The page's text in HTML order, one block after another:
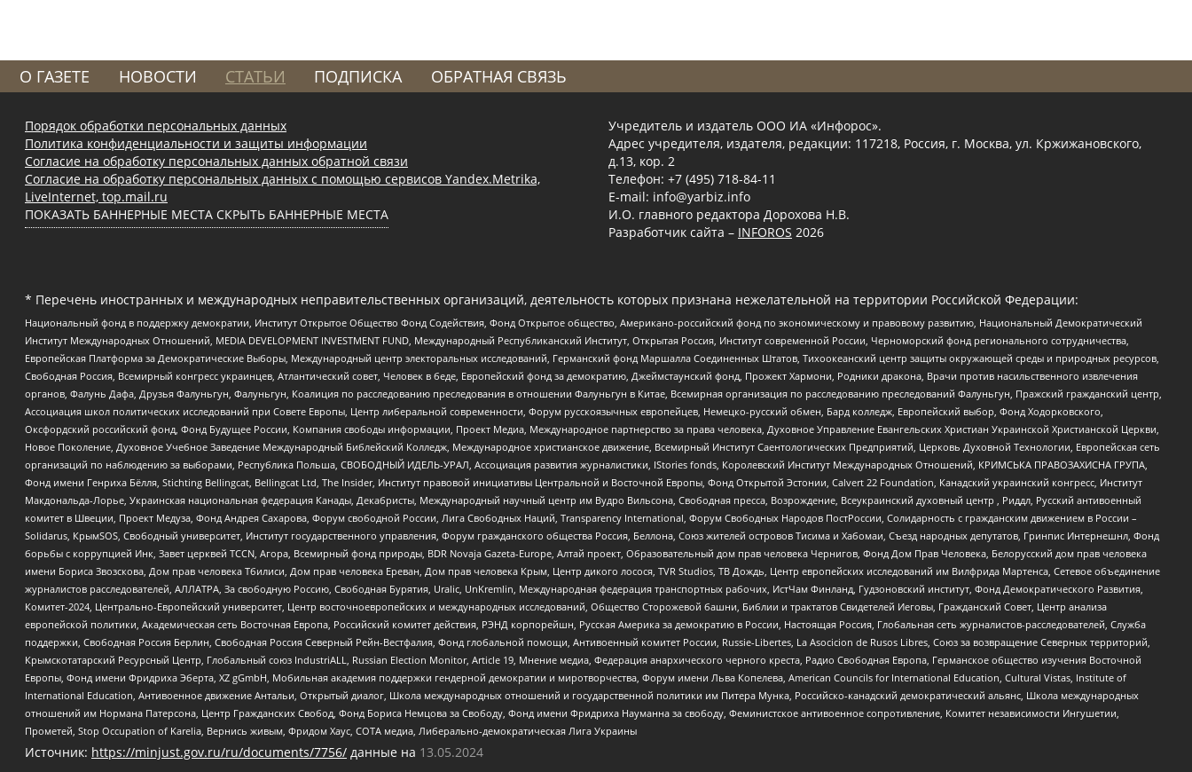
О ГАЗЕТЕ НОВОСТИ СТАТЬИ ПОДПИСКА ОБРАТНАЯ СВЯЗЬ
Порядок обработки персональных данных
Политика конфиденциальности и защиты информации
Согласие на обработку персональных данных обратной связи
Согласие на обработку персональных данных с помощью сервисов Yandex.Metrika,
LiveInternet, top.mail.ru
ПОКАЗАТЬ БАННЕРНЫЕ МЕСТА СКРЫТЬ БАННЕРНЫЕ МЕСТА
Учредитель и издатель ООО ИА «Инфорос».
Адрес учредителя, издателя, редакции: 117218, Россия, г. Москва, ул. Кржижановского,
д.13, кор. 2
Телефон: +7 (495) 718-84-11
E-mail: info@yarbiz.info
И.О. главного редактора Дорохова Н.В.
Разработчик сайта – INFOROS 2026
* Перечень иностранных и международных неправительственных организаций, деятельность которых признана нежелательной на территории Российской Федерации:
Национальный фонд в поддержку демократии, Институт Открытое Общество Фонд Содействия, Фонд Открытое общество, Американо-российский фонд по экономическому и правовому развитию, Национальный Демократический
Институт Международных Отношений, MEDIA DEVELOPMENT INVESTMENT FUND, Международный Республиканский Институт, Открытая Россия, Институт современной России, Черноморский фонд регионального сотрудничества,
Европейская Платформа за Демократические Выборы, Международный центр электоральных исследований, Германский фонд Маршалла Соединенных Штатов, Тихоокеанский центр защиты окружающей среды и природных ресурсов,
Свободная Россия, Всемирный конгресс украинцев, Атлантический совет, Человек в беде, Европейский фонд за демократию, Джеймстаунский фонд, Прожект Хармони, Родники дракона, Врачи против насильственного извлечения
органов, Фалунь Дафа, Друзья Фалуньгун, Фалуньгун, Коалиция по расследованию преследования в отношении Фалуньгун в Китае, Всемирная организация по расследованию преследований Фалуньгун, Пражский гражданский центр,
Ассоциация школ политических исследований при Совете Европы, Центр либеральной современности, Форум русскоязычных европейцев, Немецко-русский обмен, Бард колледж, Европейский выбор, Фонд Ходорковского,
Оксфордский российский фонд, Фонд Будущее России, Компания свободы информации, Проект Медиа, Международное партнерство за права человека, Духовное Управление Евангельских Христиан Украинской Христианской Церкви,
Новое Поколение, Духовное Учебное Заведение Международный Библейский Колледж, Международное христианское движение, Всемирный Институт Саентологических Предприятий, Церковь Духовной Технологии, Европейская сеть
организаций по наблюдению за выборами, Республика Польша, СВОБОДНЫЙ ИДЕЛЬ-УРАЛ, Ассоциация развития журналистики, IStories fonds, Королевский Институт Международных Отношений, КРИМСЬКА ПРАВОЗАХИСНА ГРУПА,
Фонд имени Генриха Бёлля, Stichting Bellingcat, Bellingcat Ltd, The Insider, Институт правовой инициативы Центральной и Восточной Европы, Фонд Открытой Эстонии, Calvert 22 Foundation, Канадский украинский конгресс, Институт
Макдональда-Лорье, Украинская национальная федерация Канады, Декабристы, Международный научный центр им Вудро Вильсона, Свободная пресса, Возрождение, Всеукраинский духовный центр , Риддл, Русский антивоенный
комитет в Швеции, Проект Медуза, Фонд Андрея Сахарова, Форум свободной России, Лига Свободных Наций, Transparеncy International, Форум Свободных Народов ПостРоссии, Солидарность с гражданским движением в России –
Solidarus, КрымSOS, Свободный университет, Институт государственного управления, Форум гражданского общества Россия, Беллона, Союз жителей островов Тисима и Хабомаи, Съезд народных депутатов, Гринпис Интернешнл, Фонд
борьбы с коррупцией Инк, Завет церквей TCCN, Агора, Всемирный фонд природы, BDR Novaja Gazeta-Europe, Алтай проект, Образовательный дом прав человека Чернигов, Фонд Дом Прав Человека, Белорусский дом прав человека
имени Бориса Звозскова, Дом прав человека Тбилиси, Дом прав человека Ереван, Дом прав человека Крым, Центр дикого лосося, TVR Studios, ТВ Дождь, Центр европейских исследований им Вилфрида Мартенса, Сетевое объединение
журналистов расследователей, АЛЛАТРА, За свободную Россию, Свободная Бурятия, Uralic, UnKremlin, Международная федерация транспортных рабочих, ИстЧам Финланд, Гудзоновский институт, Фонд Демократического Развития,
Комитет-2024, Центрально-Европейский университет, Центр восточноевропейских и международных исследований, Общество Сторожевой башни, Библии и трактатов Свидетелей Иеговы, Гражданский Совет, Центр анализа
европейской политики, Академическая сеть Восточная Европа, Российский комитет действия, РЭНД корпорейшн, Русская Америка за демократию в России, Настоящая Россия, Глобальная сеть журналистов-расследователей, Служба
поддержки, Свободная Россия Берлин, Свободная Россия Северный Рейн-Вестфалия, Фонд глобальной помощи, Антивоенный комитет России, Russie-Libertes, La Asocicion de Rusos Libres, Союз за возвращение Северных территорий,
Крымскотатарский Ресурсный Центр, Глобальный союз IndustriALL, Russian Election Monitor, Article 19, Мнение медиа, Федерация анархического черного креста, Радио Свободная Европа, Германское общество изучения Восточной
Европы, Фонд имени Фридриха Эберта, XZ gGmbH, Мобильная академия поддержки гендерной демократии и миротворчества, Форум имени Льва Копелева, American Councils for International Education, Cultural Vistas, Institute of
International Education, Антивоенное движение Антальи, Открытый диалог, Школа международных отношений и государственной политики им Питера Мунка, Российско-канадский демократический альянс, Школа международных
отношений им Нормана Патерсона, Центр Гражданских Свобод, Фонд Бориса Немцова за Свободу, Фонд имени Фридриха Науманна за свободу, Феминистское антивоенное сопротивление, Комитет независимости Ингушетии,
Прометей, Stop Occupation of Karelia, Вернись живым, Фридом Хаус, СОТА медиа, Либерально-демократическая Лига Украины
Источник: https://minjust.gov.ru/ru/documents/7756/ данные на 13.05.2024